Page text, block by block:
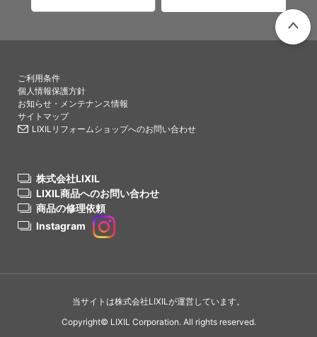
ご利用条件
個人情報保護方針
お知らせ・メンテナンス情報
サイトマップ
LIXILリフォームショップへのお問い合わせ
株式会社LIXIL
LIXIL商品へのお問い合わせ
商品の修理依頼
Instagram
当サイトは株式会社LIXILが運営しています。
Copyright© LIXIL Corporation. All rights reserved.